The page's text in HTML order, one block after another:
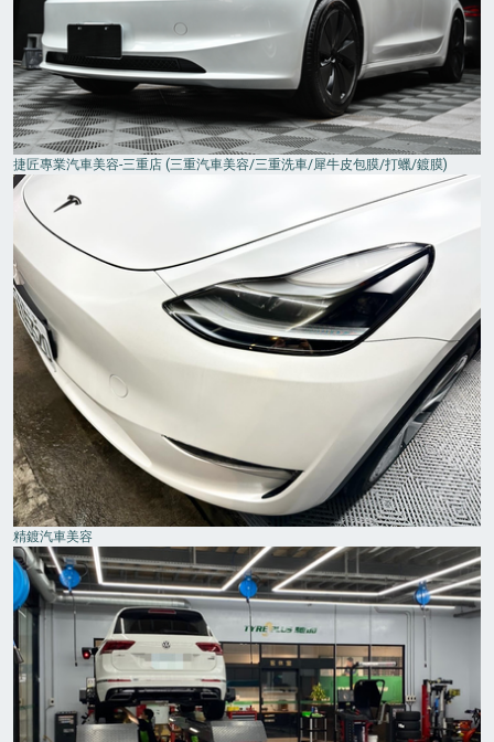
捷匠專業汽車美容-三重店 (三重汽車美容/三重洗車/犀牛皮包膜/打蠟/鍍膜)
精鍍汽車美容